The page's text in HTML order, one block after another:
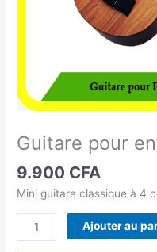
Guitare pour
9.900 CFA
Mini guitare classique à 4
Ajouter au